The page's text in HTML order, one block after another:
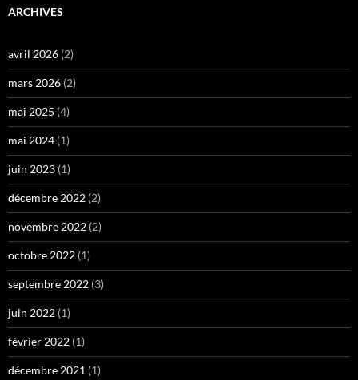
ARCHIVES
avril 2026 (2)
mars 2026 (2)
mai 2025 (4)
mai 2024 (1)
juin 2023 (1)
décembre 2022 (2)
novembre 2022 (2)
octobre 2022 (1)
septembre 2022 (3)
juin 2022 (1)
février 2022 (1)
décembre 2021 (1)